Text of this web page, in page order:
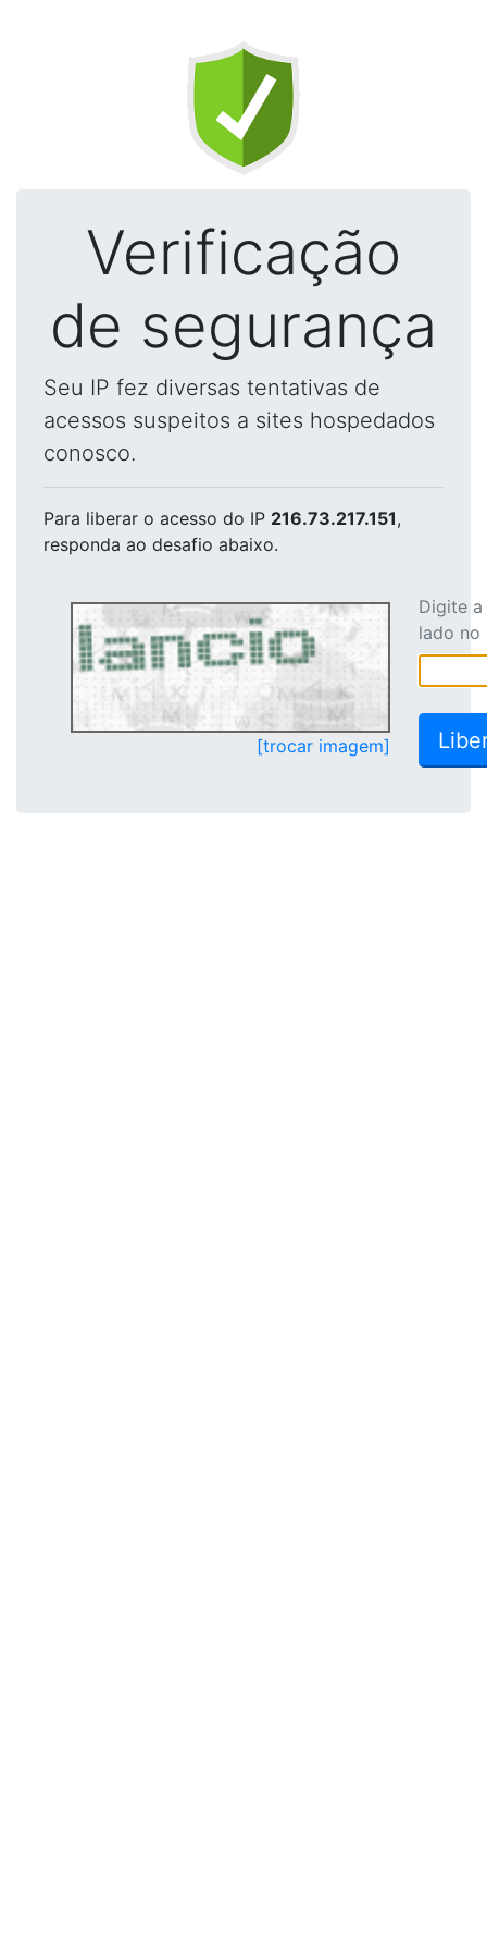
Verificação
de segurança
Seu IP fez diversas tentativas de
acessos suspeitos a sites hospedados
conosco.
Para liberar o acesso do IP 216.73.217.151,
responda ao desafio abaixo.
[trocar imagem]
Digite
lado no